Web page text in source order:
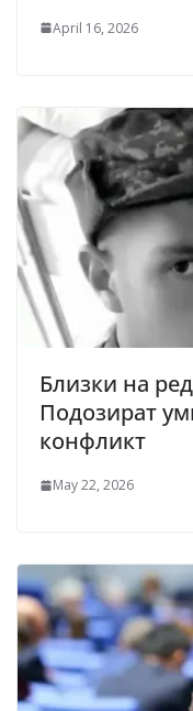
April 16, 2026
Близки на
Подозират
конфликт
May 22, 2026